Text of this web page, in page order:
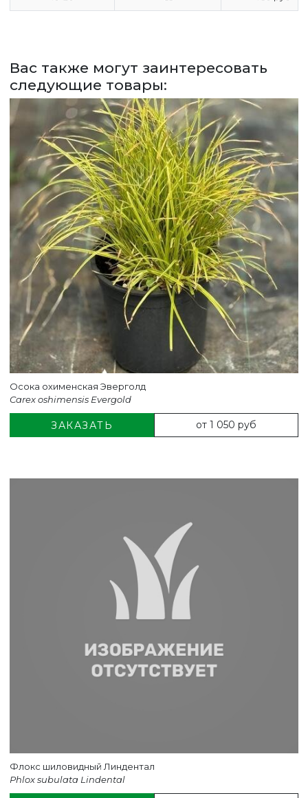
ЗАДАТЬ ВОПРОС
ВЕРНУТСЯ НА ГЛАВНЫЙ САЙТ
Вас также могут заинтересовать
следующие товары:
Осока охименская Эверголд
Carex oshimensis Evergold
ЗАКАЗАТЬ от 1 050 руб
Флокс шиловидный Линдентал
Phlox subulata Lindental